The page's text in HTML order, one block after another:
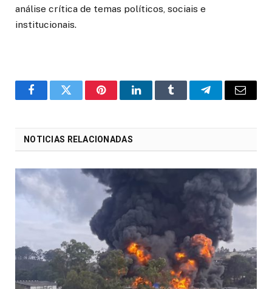
análise crítica de temas políticos, sociais e
institucionais.
o
Twitter PinterestLinkedInTumblr Telegrama
E-
NOTICIAS RELACIONADAS